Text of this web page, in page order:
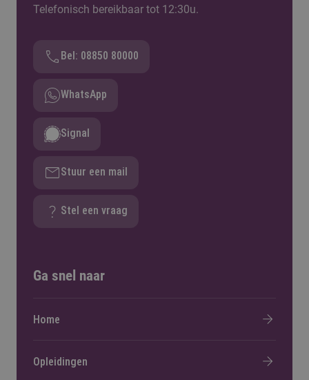
Telefonisch bereikbaar tot 12:30u.
Bel: 08850 80000
WhatsApp
Signal
Stuur een mail
Stel een vraag
Ga snel naar
Home
Opleidingen